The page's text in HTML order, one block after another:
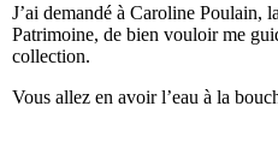
J’ai demandé à Caroline Poulain,
Patrimoine, de bien vouloir me
collection.
Vous allez en avoir l’eau à la